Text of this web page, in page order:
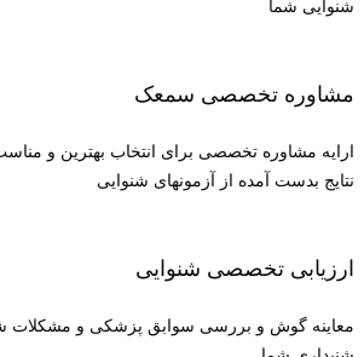
شنوایی شما
مشاوره تخصصی سمعک
ارایه مشاوره تخصصی برای انتخاب بهترین و
نتایج بدست آمده از آزمونهای شنوایی
ارزیابی تخصصی شنوایی
معاینه گوش و بررسی سوابق پزشکی و مشکلات